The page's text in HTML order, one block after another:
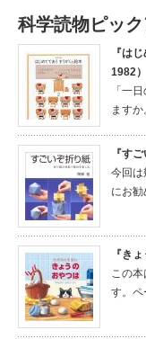
科学読物ピッ
『は
1982）
「一
ます
『す
今回は
にお
『き
この
す。